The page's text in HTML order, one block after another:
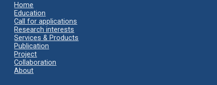
Home
Education
Call for applications
Research interests
Services & Products
Publication
Project
Collaboration
About